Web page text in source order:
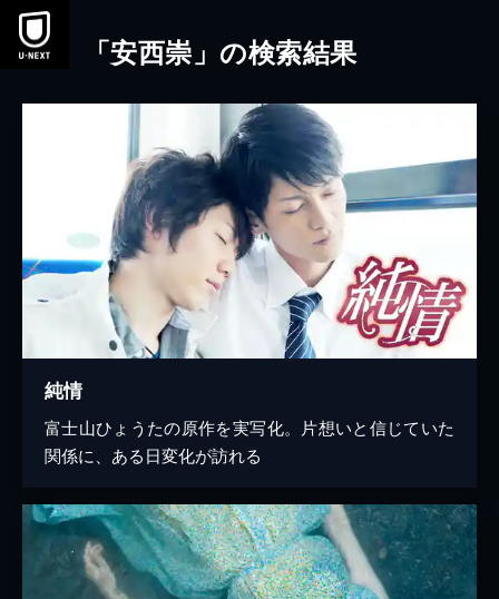
本文へスキップ
「安西崇」の検索結果
純情
富士山ひょうたの原作を実写化。片想いと信じていた
関係に、ある日変化が訪れる